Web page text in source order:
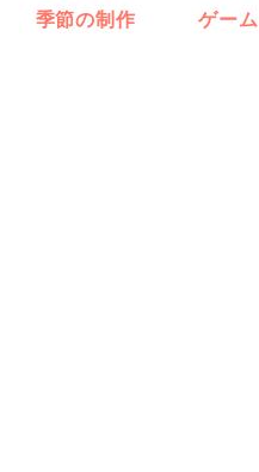
季節の制作 ゲーム